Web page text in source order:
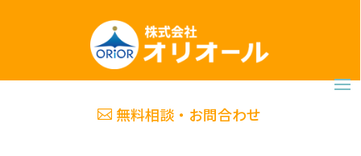
無料相談・お問合わせ